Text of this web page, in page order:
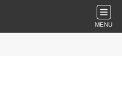
MENU